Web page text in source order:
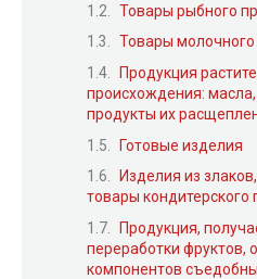
Товары рыбного
Товары
Продукция
происхождения:
продукты их
Готовые изделия
Изделия из
товары кондитерского
Продукция,
переработки фруктов,
компонентов